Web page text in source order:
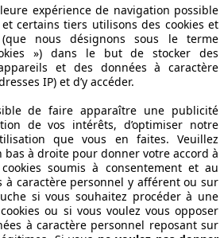
Z-AØ Consommation A-Z Ø
Puissance Ø Consommation
KW (151 PS) 6.5 l/100km
111 KW (151 PS) 6.5 l/100km
KW (151 PS) 6.5 l/100km
techniques
expérience de navigation possible
certains tiers utilisons des cookies et
(que nous désignons sous le terme
») dans le but de stocker des
et des données à caractère
IP) et d’y accéder.
de faire apparaître une publicité
de vos intérêts, d’optimiser notre
que vous en faites. Veuillez
à droite pour donner votre accord à
soumis à consentement et au
à caractère personnel y afférent ou sur
si vous souhaitez procéder à une
ou si vous voulez vous opposer
à caractère personnel reposant sur